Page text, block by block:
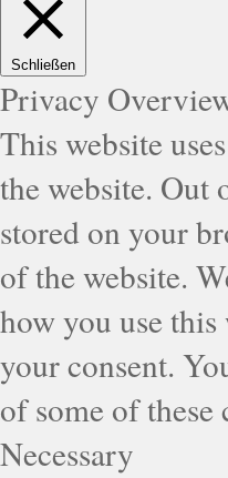
Schließen
Privacy
This website
the website. Out
stored on your
of the website.
how you use
your consent.
of some of
Necessary